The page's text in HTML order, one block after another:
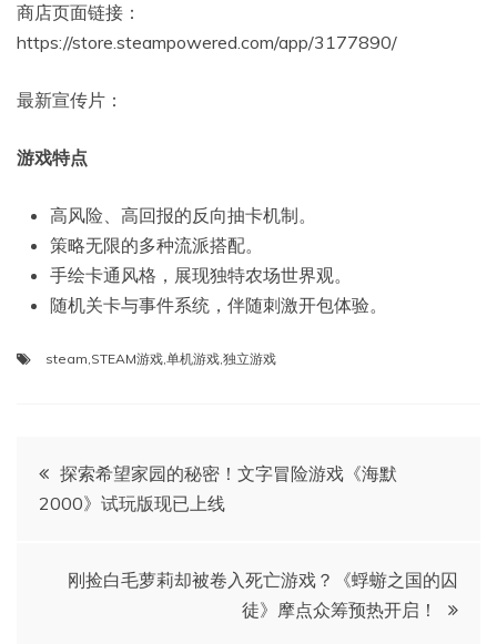
商店页面链接：
https://store.steampowered.com/app/3177890/
最新宣传片：
游戏特点
高风险、高回报的反向抽卡机制。
策略无限的多种流派搭配。
手绘卡通风格，展现独特农场世界观。
随机关卡与事件系统，伴随刺激开包体验。
steam,STEAM游戏,单机游戏,独立游戏
文
章
探索希望家园的秘密！文字冒险游戏《海默
2000》试玩版现已上线
刚捡白毛萝莉却被卷入死亡游戏？《蜉蝣之国的囚
徒》摩点众筹预热开启！